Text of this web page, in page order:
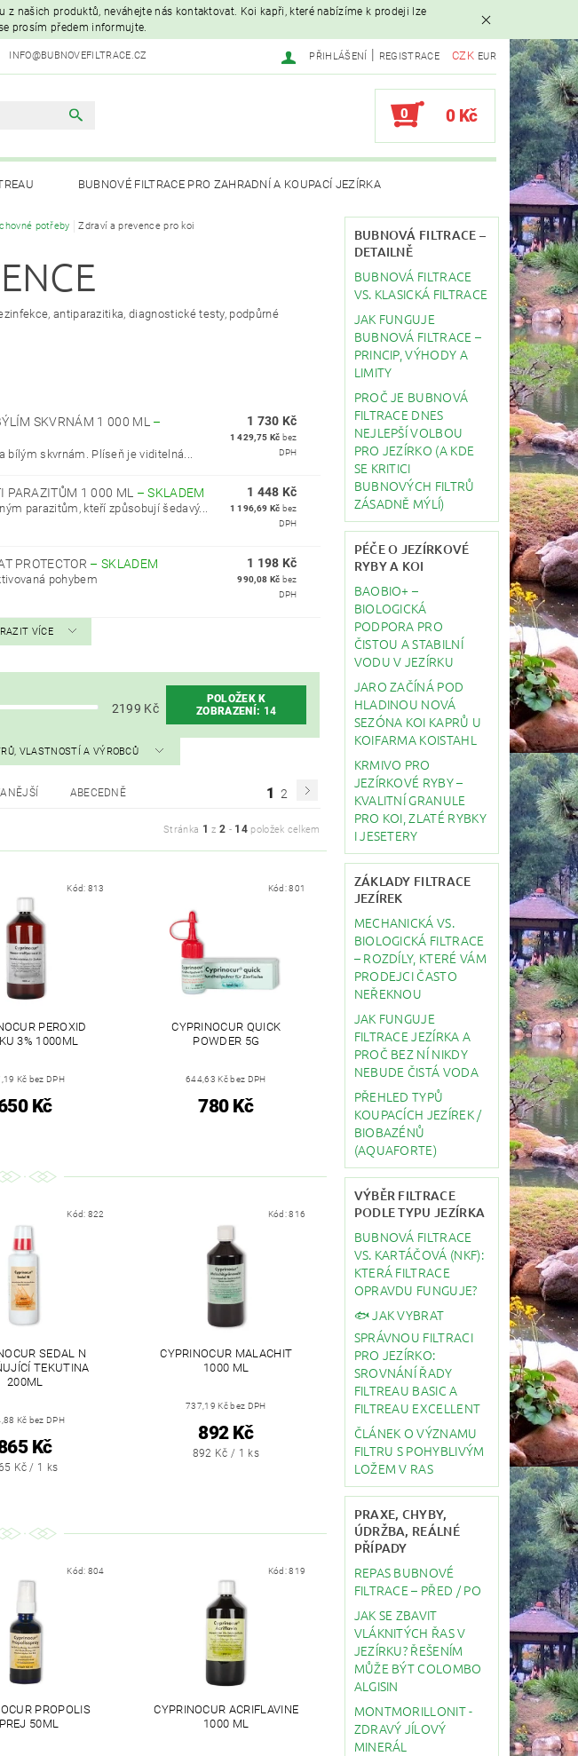
našich produktů, neváhejte nás kontaktovat. Koi kapři, které nabízíme k prodeji lze
prosím předem informujte.
INFO@BUBNOVEFILTRACE.CZ CZK EUR
PŘIHLÁŠENÍ REGISTRACE
0 0 Kč
BUBNOVÉ FILTRACE PRO ZAHRADNÍ A KOUPACÍ JEZÍRKA
JEZÍRKOVÁ ČERPADLA A VYSAVAČE
ÚPRAVA VODY, CHOVNÉ POTŘEBY
potřeby Zdraví a prevence pro koi
antiparazitika, diagnostické testy, podpůrné
SKVRNÁM 1 000 ML –
bílým skvrnám. Plíseň je viditelná...
1 730 Kč
1 429,75 Kč bez
DPH
PARAZITŮM 1 000 ML –SKLADEM
parazitům, kteří způsobují šedavý...
1 448 Kč
1 196,69 Kč bez
DPH
PROTECTOR –SKLADEM
pohybem
1 198 Kč
990,08 Kč bez
DPH
VÍCE
2199 Kč
POLOŽEK K
ZOBRAZENÍ: 14
VLASTNOSTÍ A VÝROBCŮ
ABECEDNĚ 1 2
Stránka 1 z2 - 14položek celkem
Kód: 813
PEROXID
3% 1000ML
Kč bez DPH
Kč
Kód:801
CYPRINOCUR QUICK
POWDER 5G
644,63 Kč bez DPH
780 Kč
Kód: 822
SEDAL N
TEKUTINA
200ML
Kč bez DPH
Kč
Kč / 1 ks
Kód:816
CYPRINOCUR MALACHIT
1000 ML
737,19 Kč bez DPH
892 Kč
892 Kč / 1 ks
Kód: 804
PROPOLIS
50ML
Kód:819
CYPRINOCUR ACRIFLAVINE
1000 ML
BUBNOVÁ FILTRACE –
DETAILNĚ
BUBNOVÁ FILTRACE
VS. KLASICKÁ FILTRACE
JAK FUNGUJE
BUBNOVÁ FILTRACE –
PRINCIP, VÝHODY A
LIMITY
PROČ JE BUBNOVÁ
FILTRACE DNES
NEJLEPŠÍ VOLBOU
PRO JEZÍRKO (A KDE
SE KRITICI
BUBNOVÝCH FILTRŮ
ZÁSADNĚ MÝLÍ)
PÉČE O JEZÍRKOVÉ
RYBY A KOI
BAOBIO+ –
BIOLOGICKÁ
PODPORA PRO
ČISTOU A STABILNÍ
VODU V JEZÍRKU
JARO ZAČÍNÁ POD
HLADINOU NOVÁ
SEZÓNA KOI KAPRŮ U
KOIFARMA KOISTAHL
KRMIVO PRO
JEZÍRKOVÉ RYBY –
KVALITNÍ GRANULE
PRO KOI, ZLATÉ RYBKY
I JESETERY
ZÁKLADY FILTRACE
JEZÍREK
MECHANICKÁ VS.
BIOLOGICKÁ FILTRACE
– ROZDÍLY, KTERÉ VÁM
PRODEJCI ČASTO
NEŘEKNOU
JAK FUNGUJE
FILTRACE JEZÍRKA A
PROČ BEZ NÍ NIKDY
NEBUDE ČISTÁ VODA
PŘEHLED TYPŮ
KOUPACÍCH JEZÍREK /
BIOBAZÉNŮ
(AQUAFORTE)
VÝBĚR FILTRACE
PODLE TYPU JEZÍRKA
BUBNOVÁ FILTRACE
VS. KARTÁČOVÁ (NKF):
KTERÁ FILTRACE
OPRAVDU FUNGUJE?
🐟 JAK VYBRAT
SPRÁVNOU FILTRACI
PRO JEZÍRKO:
SROVNÁNÍ ŘADY
FILTREAU BASIC A
FILTREAU EXCELLENT
ČLÁNEK O VÝZNAMU
FILTRU S POHYBLIVÝM
LOŽEM V RAS
PRAXE, CHYBY,
ÚDRŽBA, REÁLNÉ
PŘÍPADY
REPAS BUBNOVÉ
FILTRACE – PŘED / PO
JAK SE ZBAVIT
VLÁKNITÝCH ŘAS V
JEZÍRKU? ŘEŠENÍM
MŮŽE BÝT COLOMBO
ALGISIN
MONTMORILLONIT -
ZDRAVÝ JÍLOVÝ
MINERÁL